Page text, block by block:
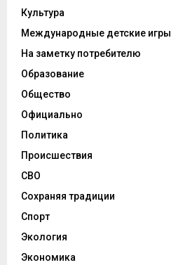
Культура
Международные детские игры
На заметку потребителю
Образование
Общество
Официально
Политика
Происшествия
СВО
Сохраняя традиции
Спорт
Экология
Экономика